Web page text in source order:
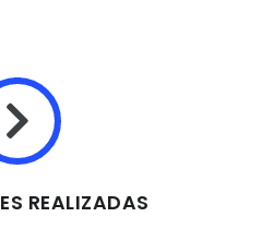
REALIZADAS